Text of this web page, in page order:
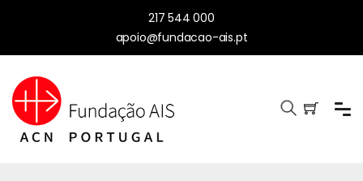
217 544 000
apoio@fundacao-ais.pt